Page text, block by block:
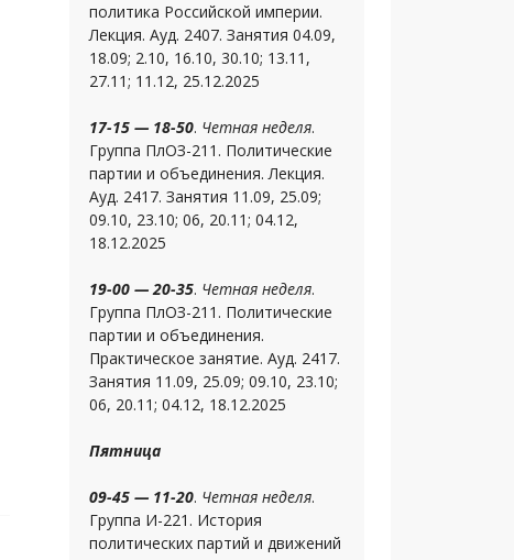
политика Российской империи.
Лекция. Ауд. 2407. Занятия 04.09,
18.09; 2.10, 16.10, 30.10; 13.11,
27.11; 11.12, 25.12.2025
17-15 — 18-50. Четная неделя.
Группа ПлОЗ-211. Политические
партии и объединения. Лекция.
Ауд. 2417. Занятия 11.09, 25.09;
09.10, 23.10; 06, 20.11; 04.12,
18.12.2025
19-00 — 20-35. Четная неделя.
Группа ПлОЗ-211. Политические
партии и объединения.
Практическое занятие. Ауд. 2417.
Занятия 11.09, 25.09; 09.10, 23.10;
06, 20.11; 04.12, 18.12.2025
Пятница
09-45 — 11-20. Четная неделя.
Группа И-221. История
политических партий и движений